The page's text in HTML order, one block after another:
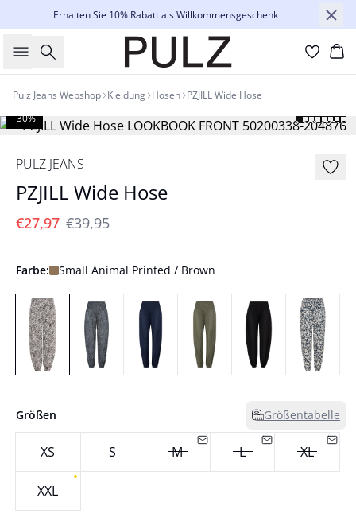
Erhalten Sie 10% Rabatt als Willkommensgeschenk
Suche
Pulz Jeans Webshop Kleidung Hosen PZJILL Wide Hose
-30%
PULZ JEANS
PZJILL Wide Hose
€27,97 €39,95
Farbe: Small Animal Printed / Brown
Größen Größentabelle
XS S M L XL
XXL